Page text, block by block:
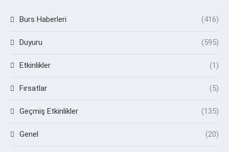
Burs Haberleri (416)
Duyuru (595)
Etkinlikler (1)
Fırsatlar (5)
Geçmiş Etkinlikler (135)
Genel (20)